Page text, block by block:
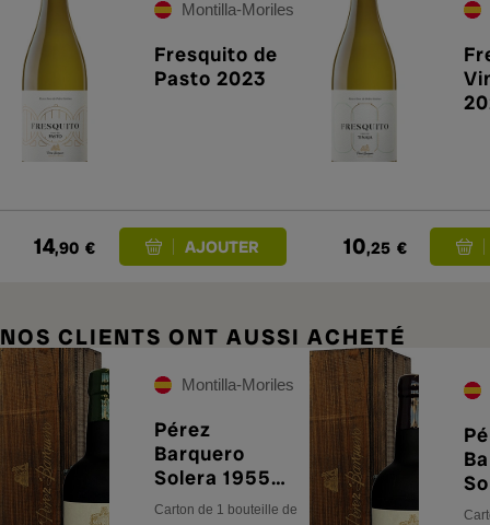
Montilla-Moriles
Fresquito de
Pasto 2023
14,90 € 10,25 €
NOS CLIENTS ONT AUSSI ACHETÉ
Montilla-Moriles
Pérez
Barquero
Solera 1955
Amontillado
Carton de 1 bouteille de 75 cl